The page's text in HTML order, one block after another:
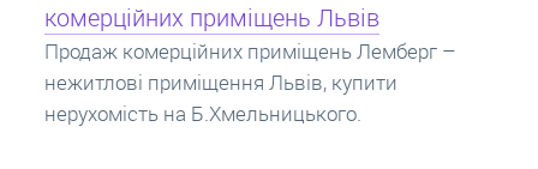
Іпотека на квартиру – кредит на житло під
заставу нерухомості. Купити в іпотеку – що
потрібно знати? Консультація від Експертів
про іпотечні кредити.